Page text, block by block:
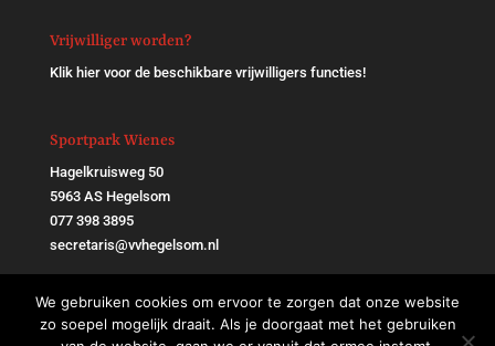
Vrijwilliger worden?
Klik hiervoor de beschikbare vrijwilligers functies!
Sportpark Wienes
Hagelkruisweg 50
5963 AS Hegelsom
077 398 3895
secretaris@vvhegelsom.nl
We gebruiken cookies om ervoor te zorgen dat onze website
zo soepel mogelijk draait. Als je doorgaat met het gebruiken